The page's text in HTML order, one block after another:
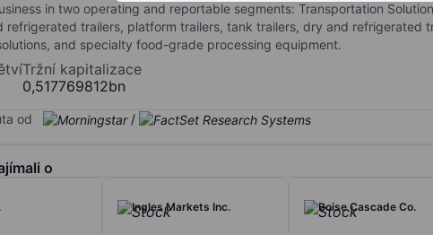
in two operating and reportable segments: Transportation
refrigerated trailers, platform trailers, tank trailers, dry and refrigerated
and specialty food-grade processing equipment.
Tržní kapitalizace
0,517769812bn
od /
o
Ingles Markets Inc. Boise Cascade Co.